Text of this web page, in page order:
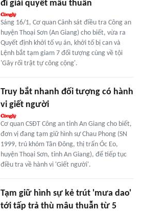
đi giải quyết mâu thuẫn
Sáng 16/1, Cơ quan Cảnh sát điều tra Công an
huyện Thoại Sơn (An Giang) cho biết, vừa ra
Quyết định khởi tố vụ án, khởi tố bị can và
Lệnh bắt tạm giam 7 đối tượng cùng về tội
'Gây rối trật tự công cộng'.
Truy bắt nhanh đối tượng có hành
vi giết người
Cơ quan CSĐT Công an tỉnh An Giang cho biết,
đơn vị đang tạm giữ hình sự Chau Phong (SN
1999, trú khóm Tân Đông, thị trấn Óc Eo,
huyện Thoại Sơn, tỉnh An Giang), để tiếp tục
điều tra về hành vi 'Giết người'.
Tạm giữ hình sự kẻ trút 'mưa dao'
tới tấp trả thù mâu thuẫn từ 5